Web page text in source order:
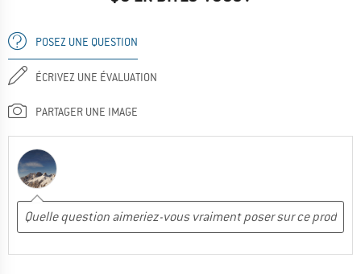
POSEZ UNE QUESTION
ÉCRIVEZ UNE ÉVALUATION
PARTAGER UNE IMAGE